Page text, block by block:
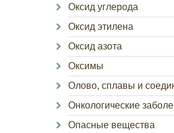
Оксид углерода
Оксид этилена
Оксид азота
Оксимы
Олово, сплавы и
Онкологические
Опасные вещества